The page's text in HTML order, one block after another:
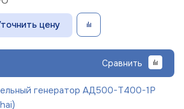
цену
Сравнить
генератор АД500-Т400-1Р